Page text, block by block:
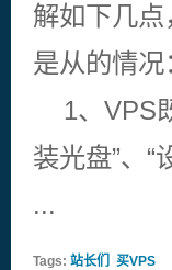
解如下几
是从的情况
1、VPS
装光盘”、“
...
Tags: 站长们 买VPS